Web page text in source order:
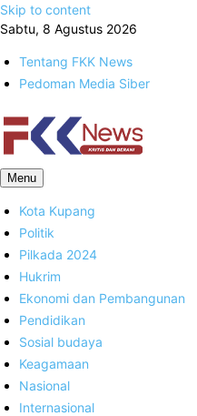
Skip to content
Sabtu, 8 Agustus 2026
Tentang FKK News
Pedoman Media Siber
FKK News
Menu
Kota Kupang
Politik
Pilkada 2024
Hukrim
Ekonomi dan Pembangunan
Pendidikan
Sosial budaya
Keagamaan
Nasional
Internasional